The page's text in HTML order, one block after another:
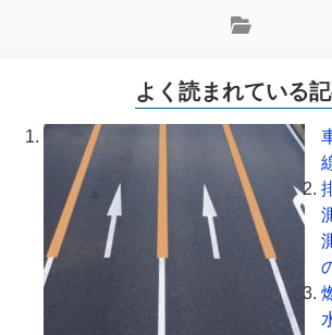
よく読まれている